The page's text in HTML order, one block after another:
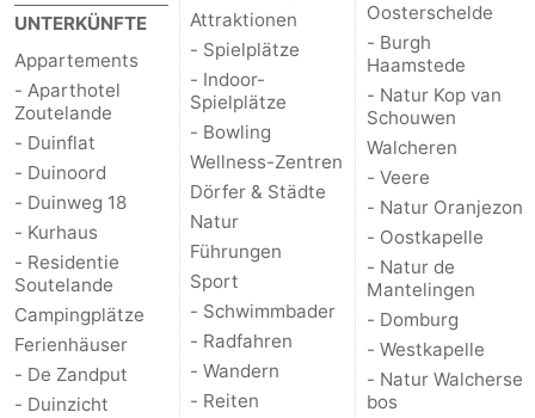
UNTERKÜNFTE
Appartements
- Aparthotel
Zoutelande
- Duinflat
- Duinoord
- Duinweg 18
- Kurhaus
- Residentie
Soutelande
Campingplätze
Ferienhäuser
- De Zandput
- Duinzicht
Attraktionen
- Spielplätze
- Indoor-
Spielplätze
- Bowling
Wellness-Zentren
Dörfer & Städte
Natur
Führungen
Sport
- Schwimmbader
- Radfahren
- Wandern
- Reiten
Oosterschelde
- Burgh
Haamstede
- Natur Kop van
Schouwen
Walcheren
- Veere
- Natur Oranjezon
- Oostkapelle
- Natur de
Mantelingen
- Domburg
- Westkapelle
- Natur Walcherse
bos